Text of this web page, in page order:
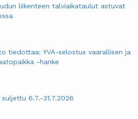
liikenteen talviaikataulut astuvat
tiedottaa: YVA-selostus vaarallisen ja
-hanke
6.7.-31.7.2026